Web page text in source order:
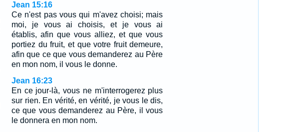
Jean 15:16
Ce n'est pas vous qui m'avez choisi; mais
moi, je vous ai choisis, et je vous ai
établis, afin que vous alliez, et que vous
portiez du fruit, et que votre fruit demeure,
afin que ce que vous demanderez au Père
en mon nom, il vous le donne.
Jean 16:23
En ce jour-là, vous ne m'interrogerez plus
sur rien. En vérité, en vérité, je vous le dis,
ce que vous demanderez au Père, il vous
le donnera en mon nom.